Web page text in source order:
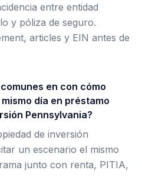
entre entidad
y póliza de seguro.
articles y EIN antes de
en con cómo
día en préstamo
Pennsylvania?
de inversión
un escenario el mismo
junto con renta, PITIA,